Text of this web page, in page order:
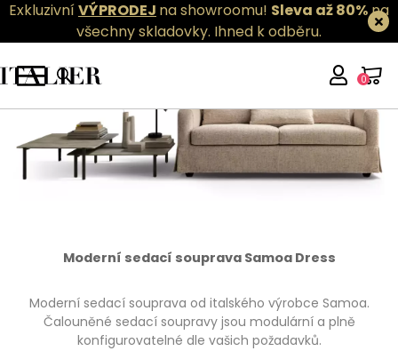
ExkluzivníVÝPRODEJ na showroomu! Sleva až 80%na
všechny skladovky. Ihned k odběru.
0
Moderní sedací souprava Samoa Dress
Moderní sedací souprava od italského výrobce Samoa.
Čalouněné sedací soupravy jsou modulární a plně
konfigurovatelné dle vašich požadavků.